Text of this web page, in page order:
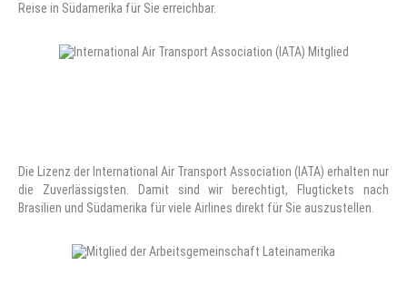
Reise in Südamerika für Sie erreichbar.
Die Lizenz der International Air Transport Association (IATA) erhalten nur
die Zuverlässigsten. Damit sind wir berechtigt, Flugtickets nach
Brasilien und Südamerika für viele Airlines direkt für Sie auszustellen.